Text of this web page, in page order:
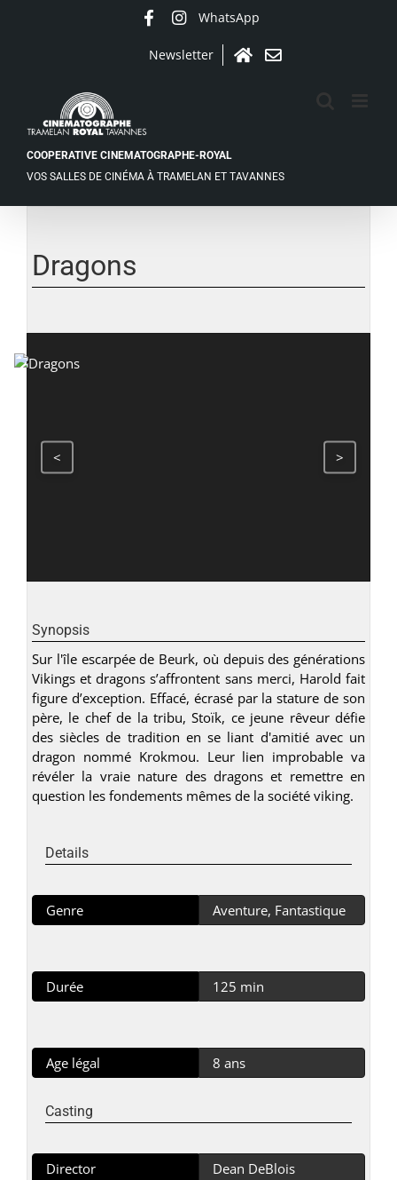
WhatsApp
Newsletter
AccueilContact
COOPERATIVE CINEMATOGRAPHE-ROYAL
VOS SALLES DE CINÉMA À TRAMELAN ET TAVANNES
agrandie
Dragons
< >
Synopsis
Sur l'île escarpée de Beurk, où depuis des générations
Vikings et dragons s’affrontent sans merci, Harold fait
figure d’exception. Effacé, écrasé par la stature de son
père, le chef de la tribu, Stoïk, ce jeune rêveur défie
des siècles de tradition en se liant d'amitié avec un
dragon nommé Krokmou. Leur lien improbable va
révéler la vraie nature des dragons et remettre en
question les fondements mêmes de la société viking.
Details
Genre Aventure, Fantastique
Durée 125 min
Age légal 8 ans
Casting
Director Dean DeBlois